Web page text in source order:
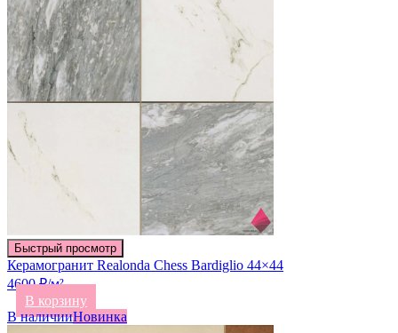
Быстрый просмотр
Керамогранит Realonda Chess Bardiglio 44×44
4600 ₽/м²
В корзину
В наличииНовинка